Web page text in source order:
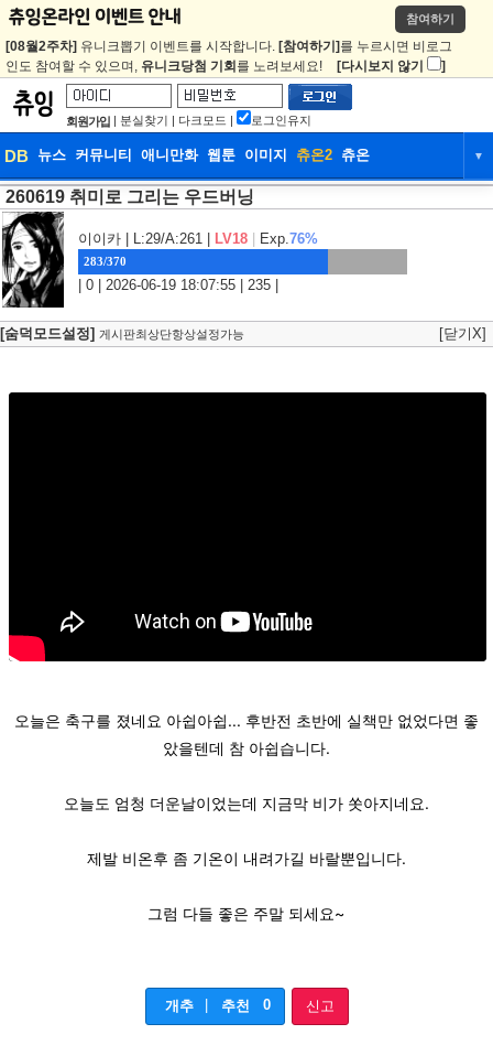
참여하기
[08월2주차] 유니크뽑기 이벤트를 시작합니다. [참여하기] 를 누르시면 비로그
인도 참여할 수 있으며, 유니크당첨 기회 를 노려보세요! [다시보지 않기 ]
회원가입 | 분실찾기 | 다크모드 | 로그인유지
DB 뉴스 커뮤니티 애니만화 웹툰 이미지 츄온2 츄온 ▼
DB 뉴스
웹툰 이미지 츄온2
260619 취미로 그리는 우드버닝
이이카 | L:29/A:261 | LV18 Exp.76%
283/370
| 0 | 2026-06-19 18:07:55 | 235 |
[숨덕모드설정] 게시판최상단항상설정가능 [닫기X]
오늘은 축구를 졌네요 아쉽아쉽... 후반전 초반에 실책만 없었다면 좋
았을텐데 참 아쉽습니다.
오늘도 엄청 더운날이었는데 지금막 비가 쏫아지네요.
제발 비온후 좀 기온이 내려가길 바랄뿐입니다.
그럼 다들 좋은 주말 되세요~
개추 추천 0 신고